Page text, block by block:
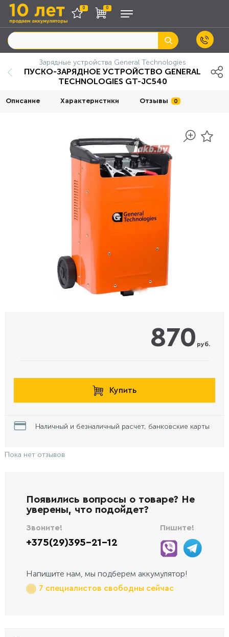
0 0
Зарядные устройства General Technologies
ПУСКО-ЗАРЯДНОЕ УСТРОЙСТВО GENERAL
TECHNOLOGIES GT-JC540
Описание Характеристики Отзывы 0
870 руб.
Купить
Наличный и безналичный расчет, банковские карты
Пока нет отзывов
Появились вопросы о товаре? Не
уверены, что подойдет?
Звоните!
+375(29)395-21-12
Пишите!
Напишите нам, мы подберем аккумулятор!
7 специалистов свободны сейчас